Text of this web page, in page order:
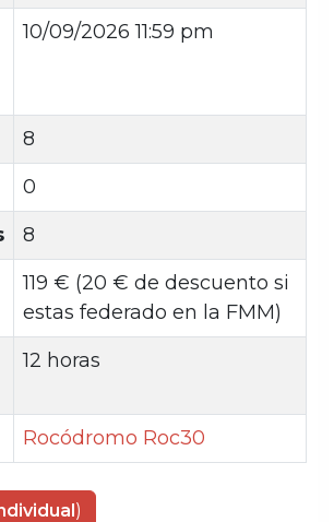
10/09/2026 11:59 pm
8
0
8
119 € (20 € de descuento si
estas federado en la FMM)
12 horas
Rocódromo Roc30
)